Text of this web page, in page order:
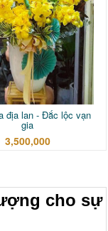
địa lan - Đắc lộc vạn
gia
3,500,000
cho sự